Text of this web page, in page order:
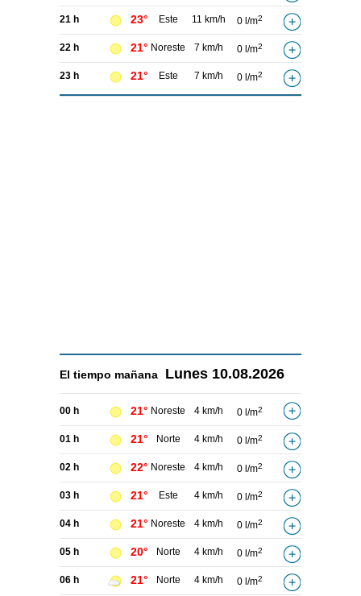
21 h 23° Este 11 km/h 0 l/m2
22 h 21° Noreste 7 km/h 0 l/m2
23 h 21° Este 7 km/h 0 l/m2
El tiempo mañana Lunes 10.08.2026
00 h 21° Noreste 4 km/h 0 l/m2
01 h 21° Norte 4 km/h 0 l/m2
02 h 22° Noreste 4 km/h 0 l/m2
03 h 21° Este 4 km/h 0 l/m2
04 h 21° Noreste 4 km/h 0 l/m2
05 h 20° Norte 4 km/h 0 l/m2
06 h 21° Norte 4 km/h 0 l/m2